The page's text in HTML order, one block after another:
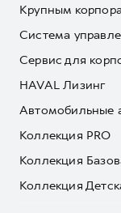
Крупным
Система
Сервис для
HAVAL Лизинг
Автомобильные
Коллекция PRO
Коллекция
Коллекция